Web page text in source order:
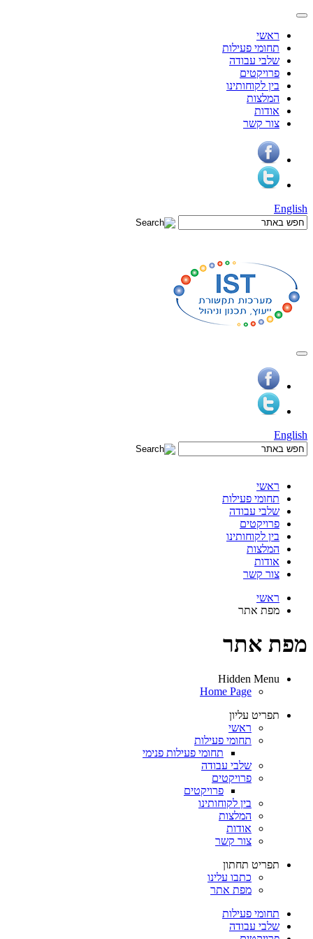
ראשי
תחומי פעילות
שלבי עבודה
פרויקטים
בין לקוחותינו
המלצות
אודות
צור קשר
English
English
ראשי
תחומי פעילות
שלבי עבודה
פרויקטים
בין לקוחותינו
המלצות
אודות
צור קשר
ראשי
מפת אתר
מפת אתר
Hidden Menu
Home Page
תפריט עליון
ראשי
תחומי פעילות
תחומי פעילות פנימי
שלבי עבודה
פרויקטים
פרויקטים
בין לקוחותינו
המלצות
אודות
צור קשר
תפריט תחתון
כתבו עלינו
מפת אתר
תחומי פעילות
שלבי עבודה